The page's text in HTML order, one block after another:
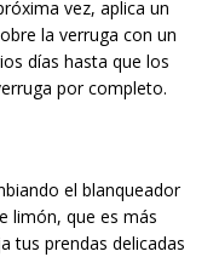
vez, aplica un
la verruga con un
días hasta que los
por completo.
el blanqueador
limón, que es más
tus prendas delicadas